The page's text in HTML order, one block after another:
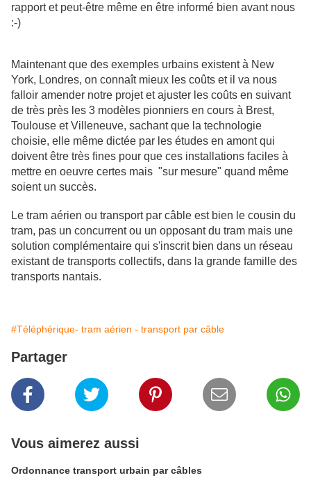
rapport et peut-être même en être informé bien avant nous
:-)
Maintenant que des exemples urbains existent à New
York, Londres, on connaît mieux les coûts et il va nous
falloir amender notre projet et ajuster les coûts en suivant
de très près les 3 modèles pionniers en cours à Brest,
Toulouse et Villeneuve, sachant que la technologie
choisie, elle même dictée par les études en amont qui
doivent être très fines pour que ces installations faciles à
mettre en oeuvre certes mais "sur mesure" quand même
soient un succès.
Le tram aérien ou transport par câble est bien le cousin du
tram, pas un concurrent ou un opposant du tram mais une
solution complémentaire qui s'inscrit bien dans un réseau
existant de transports collectifs, dans la grande famille des
transports nantais.
#Téléphérique- tram aérien - transport par câble
Partager
Vous aimerez aussi
Ordonnance transport urbain par câbles